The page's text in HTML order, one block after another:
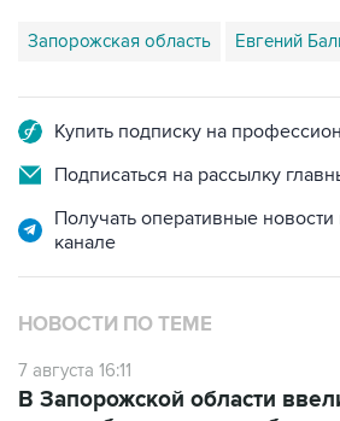
Запорожская область Евгений
Купить подписку на
Подписаться на рассылку
Получать оперативные
канале
НОВОСТИ ПО ТЕМЕ
7 августа 16:11
В Запорожской области